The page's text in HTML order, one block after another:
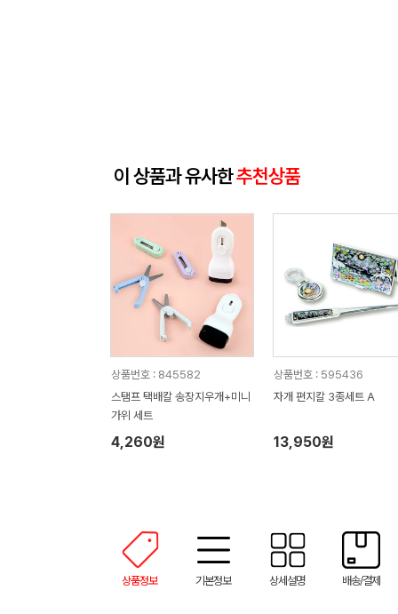
이 상품과 유사한추천상품
상품번호 : 845582
스탬프 택배칼 송장지우개+미니
가위 세트
4,260원
상품번호 : 595436
자개 편지칼 3종세트 A
13,950원
상품정보 기본정보 상세설명 배송/결제